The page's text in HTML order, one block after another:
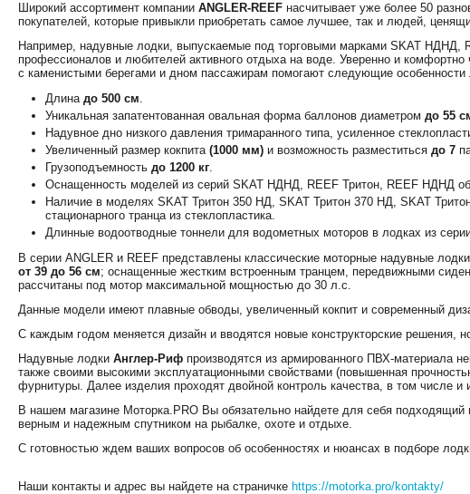
Широкий ассортимент компании ANGLER-REEF насчитывает уже более 50
покупателей, которые привыкли приобретать самое лучшее, так и людей,
Например, надувные лодки, выпускаемые под торговыми марками SKAT
профессионалов и любителей активного отдыха на воде. Уверенно и
с каменистыми берегами и дном пассажирам помогают следующие особенности
Длина до 500 см.
Уникальная запатентованная овальная форма баллонов диаметром до 55
Надувное дно низкого давления тримаранного типа, усиленное
Увеличенный размер кокпита (1000 мм) и возможность разместиться до 7
Грузоподъемность до 1200 кг.
Оснащенность моделей из серий SKAT НДНД, REEF Тритон, REEF НДНД
Наличие в моделях SKAT Тритон 350 НД, SKAT Тритон 370 НД, SKAT
стационарного транца из стеклопластика.
Длинные водоотводные тоннели для водометных моторов в лодках из
В серии ANGLER и REEF представлены классические моторные надувные
от 39 до 56 см; оснащенные жестким встроенным транцем, передвижными
рассчитаны под мотор максимальной мощностью до 30 л.с.
Данные модели имеют плавные обводы, увеличенный кокпит и современный
С каждым годом меняется дизайн и вводятся новые конструкторские решения,
Надувные лодки Англер-Риф производятся из армированного ПВХ-материала
также своими высокими эксплуатационными свойствами (повышенная
фурнитуры. Далее изделия проходят двойной контроль качества, в том числе
В нашем магазине Моторка.PRO Вы обязательно найдете для себя
верным и надежным спутником на рыбалке, охоте и отдыхе.
С готовностью ждем ваших вопросов об особенностях и нюансах в подборе
Наши контакты и адрес вы найдете на страничке https://motorka.pro/kontakty/